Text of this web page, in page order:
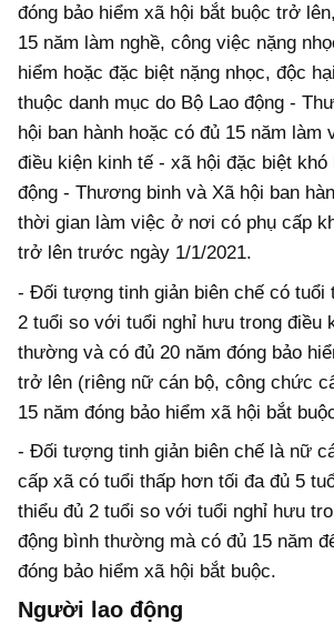
đóng bảo hiểm xã hội bắt buộc trở
15 năm làm nghề, công việc nặng
hiểm hoặc đặc biệt nặng nhọc, độc
thuộc danh mục do Bộ Lao động -
hội ban hành hoặc có đủ 15 năm làm
điều kiện kinh tế - xã hội đặc biệt khó
động - Thương binh và Xã hội ban
thời gian làm việc ở nơi có phụ cấp
trở lên trước ngày 1/1/2021.
- Đối tượng tinh giản biên chế có tuổi
2 tuổi so với tuổi nghỉ hưu trong điều
thường và có đủ 20 năm đóng bảo
trở lên (riêng nữ cán bộ, công chức
15 năm đóng bảo hiểm xã hội bắt
- Đối tượng tinh giản biên chế là nữ
cấp xã có tuổi thấp hơn tối đa đủ 5
thiểu đủ 2 tuổi so với tuổi nghỉ hưu
động bình thường mà có đủ 15 năm
đóng bảo hiểm xã hội bắt buộc.
Người lao động